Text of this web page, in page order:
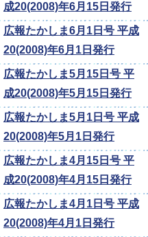
成20(2008)年6月15日発行
広報たかしま6月1日号 平成
20(2008)年6月1日発行
広報たかしま5月15日号 平
成20(2008)年5月15日発行
広報たかしま5月1日号 平成
20(2008)年5月1日発行
広報たかしま4月15日号 平
成20(2008)年4月15日発行
広報たかしま4月1日号 平成
20(2008)年4月1日発行